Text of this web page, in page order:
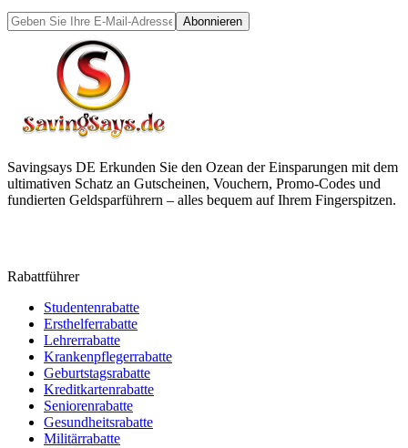
Abonnieren
Savingsays DE Erkunden Sie den Ozean der Einsparungen mit dem
ultimativen Schatz an Gutscheinen, Vouchern, Promo-Codes und
fundierten Geldsparführern – alles bequem auf Ihrem Fingerspitzen.
Rabattführer
Studentenrabatte
Ersthelferrabatte
Lehrerrabatte
Krankenpflegerrabatte
Geburtstagsrabatte
Kreditkartenrabatte
Seniorenrabatte
Gesundheitsrabatte
Militärrabatte